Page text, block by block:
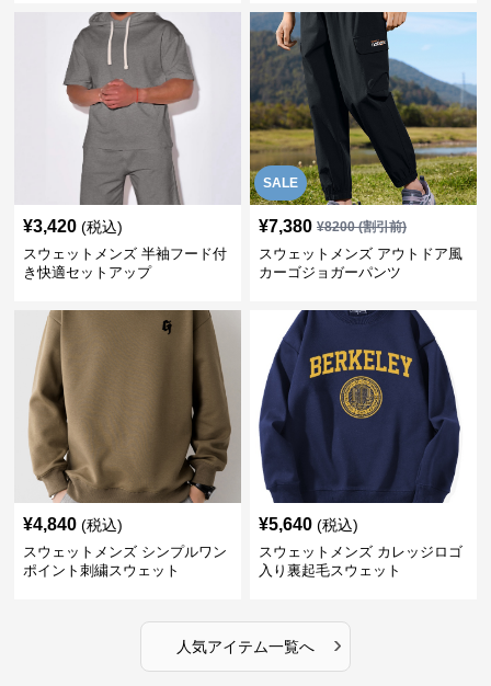
¥3,420 (税込)
スウェットメンズ 半袖フード付
き快適セットアップ
SALE
¥7,380 ¥8200(割引前)
スウェットメンズ アウトドア風
カーゴジョガーパンツ
¥4,840 (税込)
スウェットメンズ シンプルワン
ポイント刺繍スウェット
¥5,640 (税込)
スウェットメンズ カレッジロゴ
入り裏起毛スウェット
人気アイテム一覧へ ›